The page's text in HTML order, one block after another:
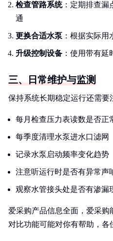
检查管路系统：定期排查漏
通
更换合适水泵 ：根据实际
升级控制设备 ：使用带有
三、日常维护与监测
保持系统长期稳定运行还需要
每月检查压力表读数是否正
每季度清理水泵进水口滤网
记录水泵启动频率变化趋势
注意听运行时是否有异常声
观察水管接头处是否有渗漏
爱采购产品信息全面，爱采购
对比功能可能对你有帮助，各